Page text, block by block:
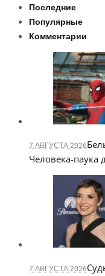
Последние
Популярные
Комментарии
7 АВГУСТА 2026
Человека-паука
7 АВГУСТА 2026